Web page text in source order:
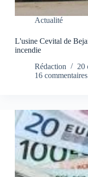
Actualité
L'usine Cevital de
incendie
Rédaction
20
16 commentaires